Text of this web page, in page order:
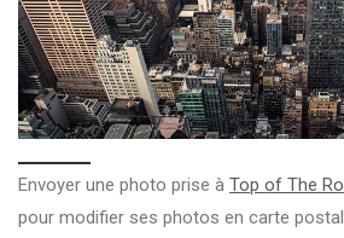
Envoyer une photo prise à Top of The
pour modifier ses photos en carte